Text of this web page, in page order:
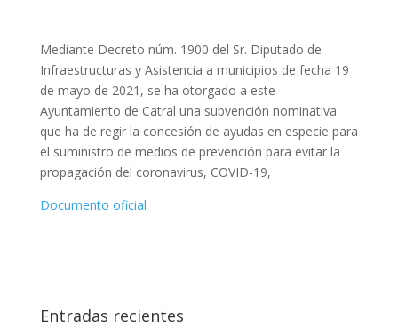
Mediante Decreto núm. 1900 del Sr. Diputado de
Infraestructuras y Asistencia a municipios de fecha 19
de mayo de 2021, se ha otorgado a este
Ayuntamiento de Catral una subvención nominativa
que ha de regir la concesión de ayudas en especie para
el suministro de medios de prevención para evitar la
propagación del coronavirus, COVID-19,
Documento oficial
Entradas recientes